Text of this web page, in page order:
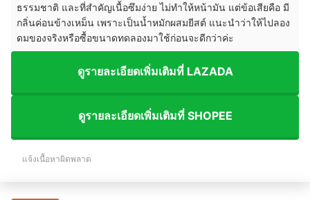
ธรรมชาติ และที่สำคัญเนื้อซึมง่าย ไม่ทำให้หน้ามัน แต่ข้อเสียคือ มี
กลิ่นค่อนข้างเหม็น เพราะเป็นน้ำหมักผสมยีสต์ แนะนำว่าให้ไปลอง
ดมของจริงหรือซื้อขนาดทดลองมาใช้ก่อนจะดีกว่าค่ะ
ดูรายละเอียดเพิ่มเติมที่ LAZADA
ดูรายละเอียดเพิ่มเติมที่ SHOPEE
แจ้งเนื้อหาผิดพลาด